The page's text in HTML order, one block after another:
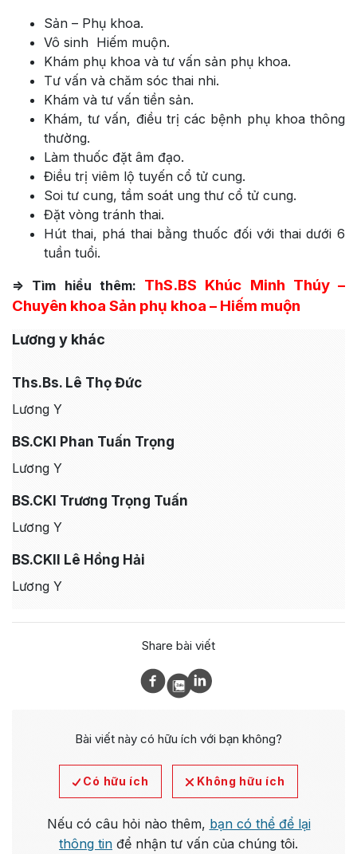
Sản – Phụ khoa.
Vô sinh Hiếm muộn.
Khám phụ khoa và tư vấn sản phụ khoa.
Tư vấn và chăm sóc thai nhi.
Khám và tư vấn tiền sản.
Khám, tư vấn, điều trị các bệnh phụ khoa thông
thường.
Làm thuốc đặt âm đạo.
Điều trị viêm lộ tuyến cổ tử cung.
Soi tư cung, tầm soát ung thư cổ tử cung.
Đặt vòng tránh thai.
Hút thai, phá thai bằng thuốc đối với thai dưới 6
tuần tuổi.
=> Tìm hiểu thêm: ThS.BS Khúc Minh Thúy –
Chuyên khoa Sản phụ khoa – Hiếm muộn
Lương y khác
Ths.Bs. Lê Thọ Đức
Lương Y
BS.CKI Phan Tuấn Trọng
Lương Y
BS.CKI Trương Trọng Tuấn
Lương Y
BS.CKII Lê Hồng Hải
Lương Y
Share bài viết
Bài viết này có hữu ích với bạn không?
Có hữu ích Không hữu ích
Nếu có câu hỏi nào thêm, bạn có thể để lại
thông tin để nhận tư vấn của chúng tôi.